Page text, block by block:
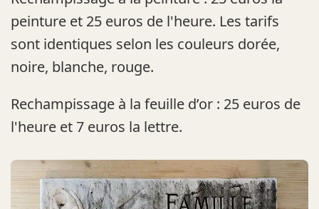
peinture et 25 euros de l'heure. Les tarifs
sont identiques selon les couleurs dorée,
noire, blanche, rouge.
Rechampissage à la feuille d’or : 25 euros de
l'heure et 7 euros la lettre.